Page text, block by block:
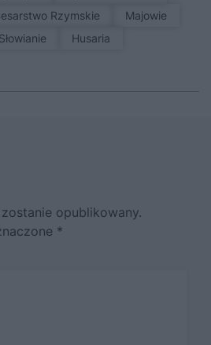
Cesarstwo Rzymskie
Majowie
Słowianie
Husaria
opublikowany.
*